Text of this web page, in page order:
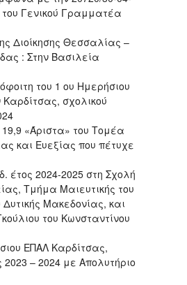
Γενικού Γραμματέα
Διοίκησης Θεσσαλίας –
: Στην Βασιλεία
του 1 ου Ημερήσιου
σχολικού
«Άριστα» του Τομέα
και Ευεξίας που πέτυχε
έτος 2024-2025 στη Σχολή
Τμήμα Μαιευτικής του
Μακεδονίας, και
του Κωνσταντίνου
ΕΠΑΛ Καρδίτσας,
2023 – 2024 με Απολυτήριο